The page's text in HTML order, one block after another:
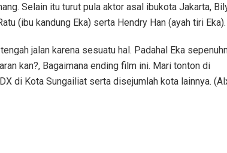
Selain itu turut pula aktor asal ibukota Jakarta,
(ibu kandung Eka) serta Hendry Han (ayah tiri Eka).
jalan karena sesuatu hal. Padahal Eka
kan?, Bagaimana ending film ini. Mari tonton di
di Kota Sungailiat serta disejumlah kota lainnya.